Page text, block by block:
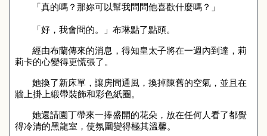
「真的嗎？那妳可以幫我問問他喜歡什麼嗎？」
「好，我會問的。」布琳點了點頭。
經由布蘭傳來的消息，得知皇太子將在一週內到達，莉
莉卡的心變得更慌張了。
她換了新床單，讓房間通風，換掉陳舊的空氣，並且在
牆上掛上緞帶裝飾和彩色紙圈。
她還請園丁帶來一捧盛開的花朵，放在任何人看了都覺
得冷清的黑龍室，使氛圍變得極其溫馨。